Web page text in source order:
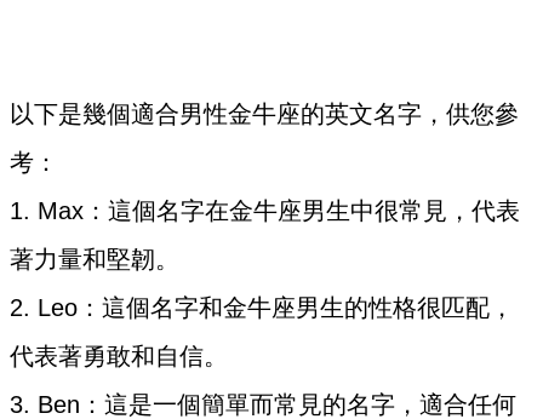
以下是幾個適合男性金牛座的英文名字，供您參
考：
1. Max：這個名字在金牛座男生中很常見，代表
著力量和堅韌。
2. Leo：這個名字和金牛座男生的性格很匹配，
代表著勇敢和自信。
3. Ben：這是一個簡單而常見的名字，適合任何